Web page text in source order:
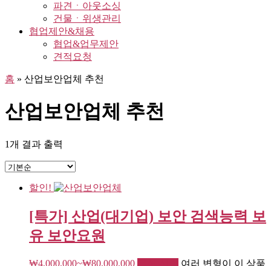
파견ㆍ아웃소싱
건물ㆍ위생관리
협업제안&채용
협업&업무제안
견적요청
홈 » 산업보안업체 추천
산업보안업체 추천
1개 결과 출력
할인!
[특가] 산업(대기업) 보안 검색능력 보
유 보안요원
₩4,000,000~₩80,000,000 여러 변형이 이 상품